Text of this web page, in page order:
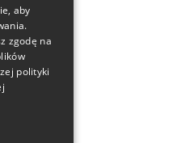
aby
zgodę na
polityki